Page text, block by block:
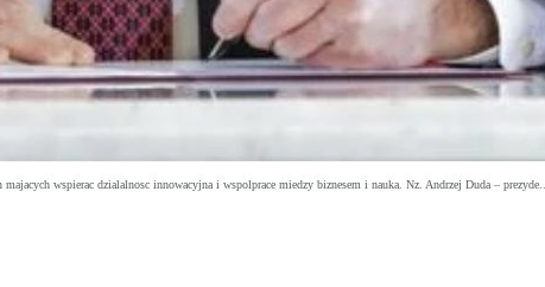
wspierac dzialalnosc innowacyjna i wspolprace miedzy biznesem i nauka. Nz. Andrzej Duda – prezyde...